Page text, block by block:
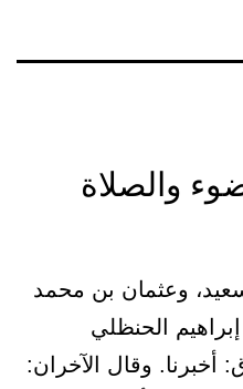
والصلاة
سعيد، وعثمان بن محمد
الحنظلي
أخبرنا. وقال الآخران: